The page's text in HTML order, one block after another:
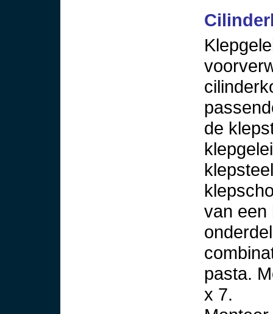
de
van een
pasta.
x 7.